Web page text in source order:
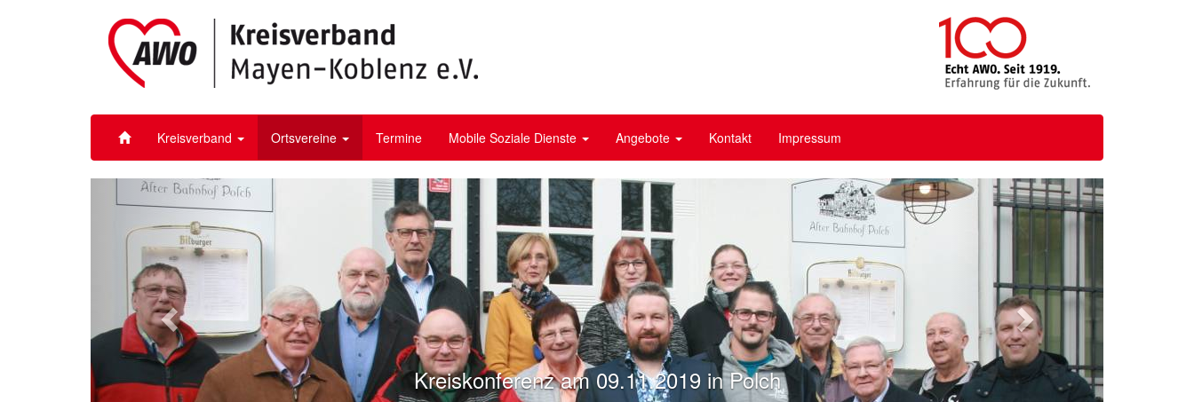
Kreisverband Ortsvereine Termine Mobile Soziale Dienste Angebote Kontakt Impressum
Kreiskonferenz am 09.11.2019 in Polch
Vorheriges
Bild
Nächstes
Bild